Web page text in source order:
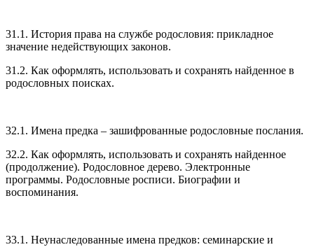
31.1. История права на службе родословия: прикладное
значение недействующих законов.
31.2. Как оформлять, использовать и сохранять найденное в
родословных поисках.
32.1. Имена предка – зашифрованные родословные послания.
32.2. Как оформлять, использовать и сохранять найденное
(продолжение). Родословное дерево. Электронные
программы. Родословные росписи. Биографии и
воспоминания.
33.1. Неунаследованные имена предков: семинарские и